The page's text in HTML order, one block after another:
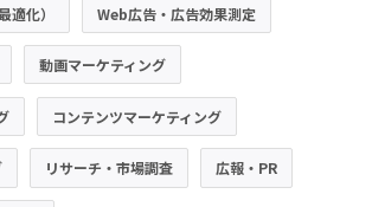
適化） Web広告・広告効果測定
動画マーケティング
コンテンツマーケティング
リサーチ・市場調査 広報・PR